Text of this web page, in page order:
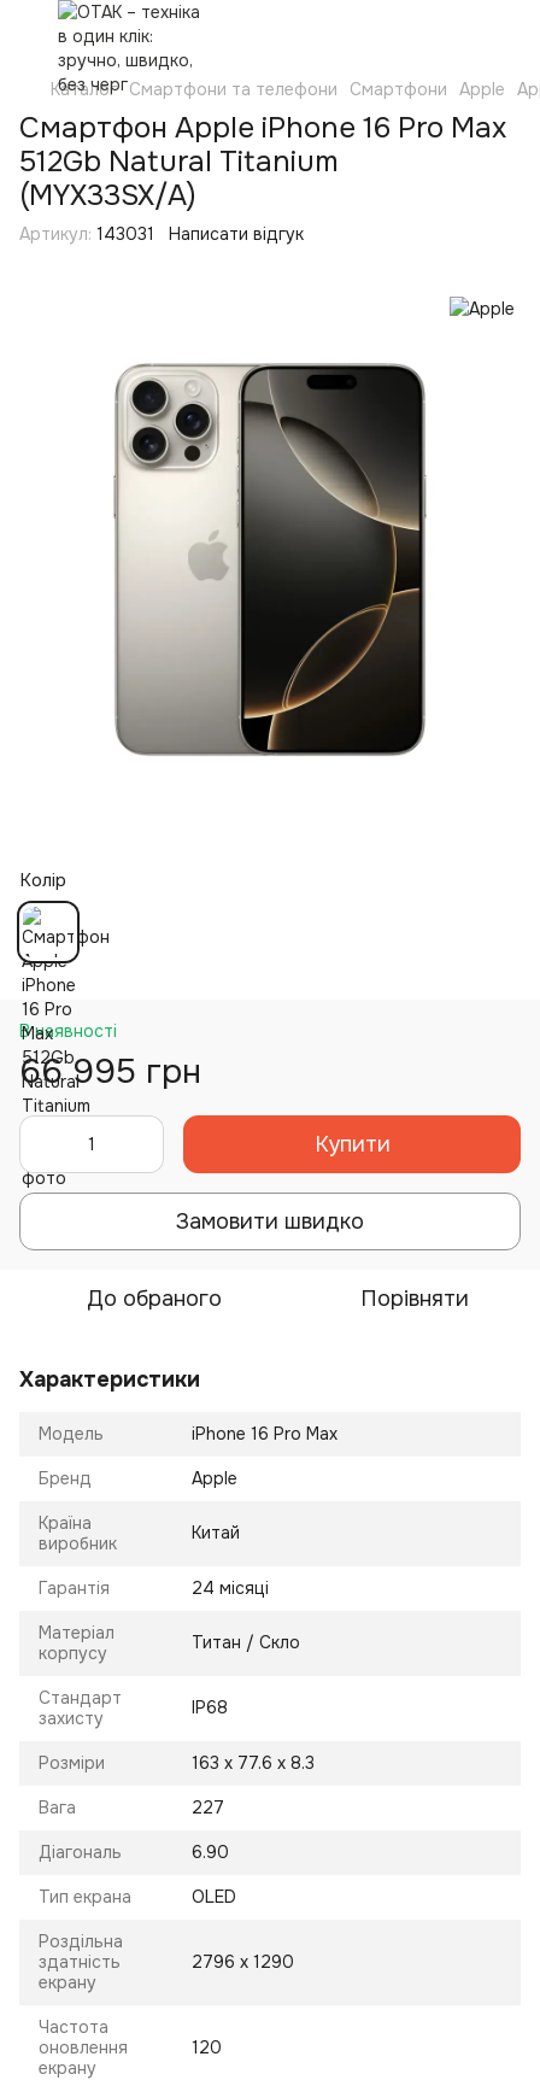
Каталог Смартфони та телефони Смартфони Apple
Смартфон Apple iPhone 16 Pro Max
512Gb Natural Titanium
(MYX33SX/A)
Артикул: 143031 Написати відгук
Колір
В наявності
66 995 грн
Купити
Замовити швидко
До обраного Порівняти
Характеристики
Модель iPhone 16 Pro Max
Бренд Apple
Країна
виробник
Китай
Гарантія 24 місяці
Матеріал
корпусу
Титан / Скло
Стандарт
захисту
IP68
Розміри 163 x 77.6 x 8.3
Вага 227
Діагональ 6.90
Тип екрана OLED
Роздільна
здатність
екрану
2796 х 1290
Частота
оновлення
екрану
120